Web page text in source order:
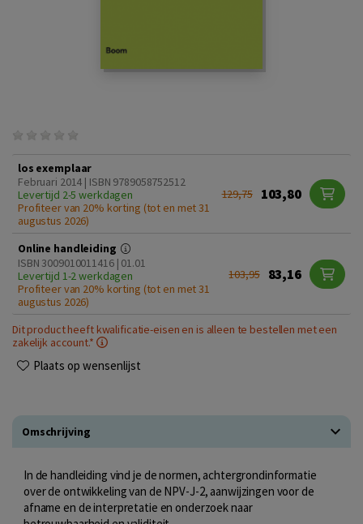
los exemplaar
Februari 2014 | ISBN 9789058752512
Levertijd 2-5 werkdagen
Profiteer van 20% korting (tot en met 31
augustus 2026)
129,75 103,80
Online handleiding
ISBN 3009010011416 | 01.01
Levertijd 1-2 werkdagen
Profiteer van 20% korting (tot en met 31
augustus 2026)
103,95 83,16
Dit product heeft kwalificatie-eisen en is alleen te bestellen met een
zakelijk account.*
Plaats op wensenlijst
Omschrijving
In de handleiding vind je de normen, achtergrondinformatie
over de ontwikkeling van de NPV-J-2, aanwijzingen voor de
afname en de interpretatie en onderzoek naar